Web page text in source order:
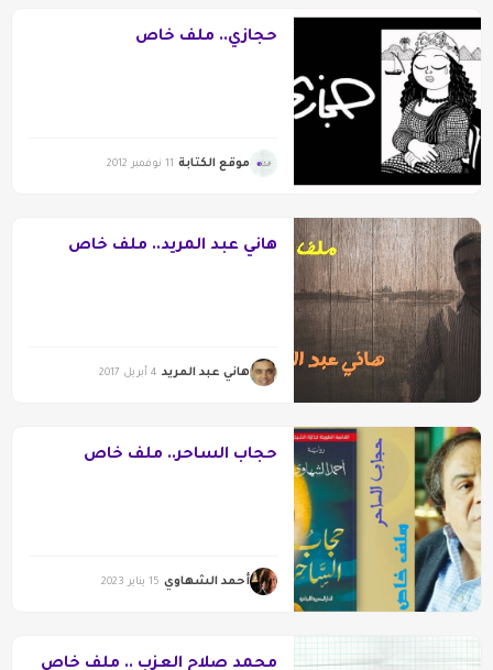
حجازي.. ملف خاص
موقع الكتابة 11 نوفمبر 2012
هاني عبد المريد.. ملف خاص
هاني عبد المريد 4 أبريل 2017
حجاب الساحر.. ملف خاص
أحمد الشهاوي 15 يناير 2023
محمد صلاح العزب .. ملف خاص